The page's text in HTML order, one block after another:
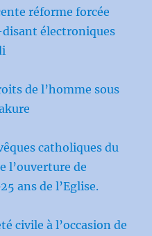
réforme forcée
électroniques
de l’homme sous
catholiques du
l’ouverture de
ans de l’Eglise.
civile à l’occasion de